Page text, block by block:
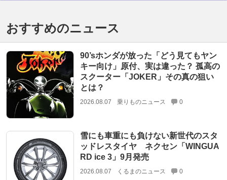
おすすめのニュース
90’sホンダが放った「どう見てもヤン
キー向け」原付、実は違った？ 孤高の
スクーター「JOKER」その真の狙い
とは？
2026.08.07 乗りものニュース 0
雪にも車重にも負けない新世代のスタ
ッドレスタイヤ ネクセン「WINGUA
RD ice 3」9月発売
2026.08.07 くるまのニュース 0